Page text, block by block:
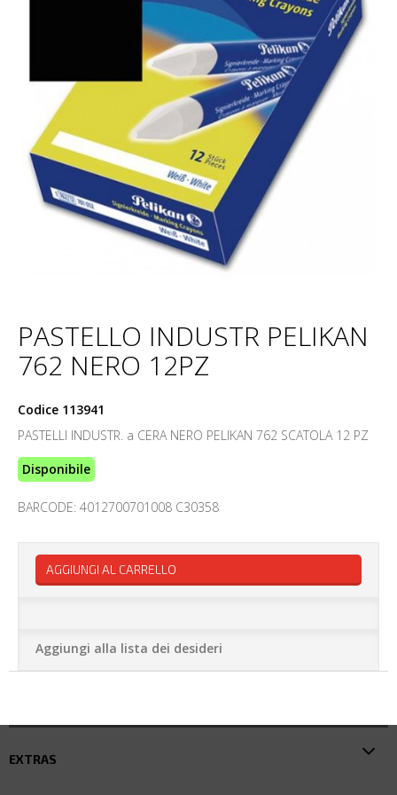
PASTELLO INDUSTR PELIKAN
762 NERO 12PZ
Codice 113941
PASTELLI INDUSTR. a CERA NERO PELIKAN 762 SCATOLA 12 PZ
Disponibile
BARCODE: 4012700701008 C30358
AGGIUNGI AL CARRELLO
Aggiungi alla lista dei desideri
EXTRAS